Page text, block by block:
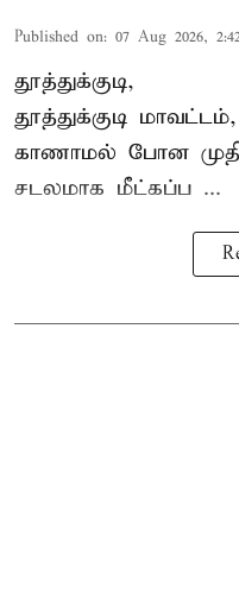
Published on: 07 Aug 2026,
தூத்துக்குடி,
தூத்துக்குடி மாவட்டம்,
காணாமல் போன
சடலமாக மீட்கப்ப ...